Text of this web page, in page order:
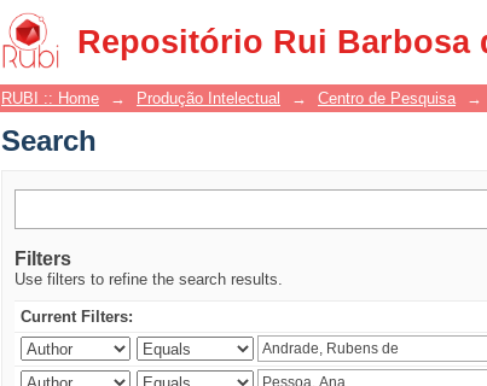
Repositório Rui Barbosa
Search
RUBI :: Home → Produção Intelectual → Centro de Pesquisa →
Search
Filters
Use filters to refine the search results.
Current Filters: